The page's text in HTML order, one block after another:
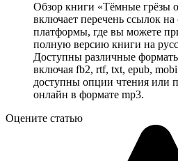
Обзор книги «Тёмные грёзы
включает перечень ссылок
платформы, где вы можете
полную версию книги на
Доступны различные
включая fb2, rtf, txt, epub,
доступны опции чтения или
онлайн в формате mp3.
Оцените статью